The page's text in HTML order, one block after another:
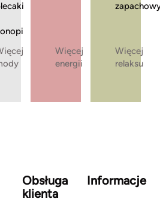
Więcej
energii
Więcej
relaksu
Obsługa
klienta
Informacje